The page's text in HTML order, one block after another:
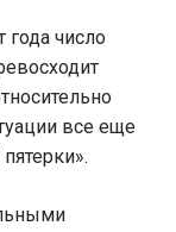
года число
все еще